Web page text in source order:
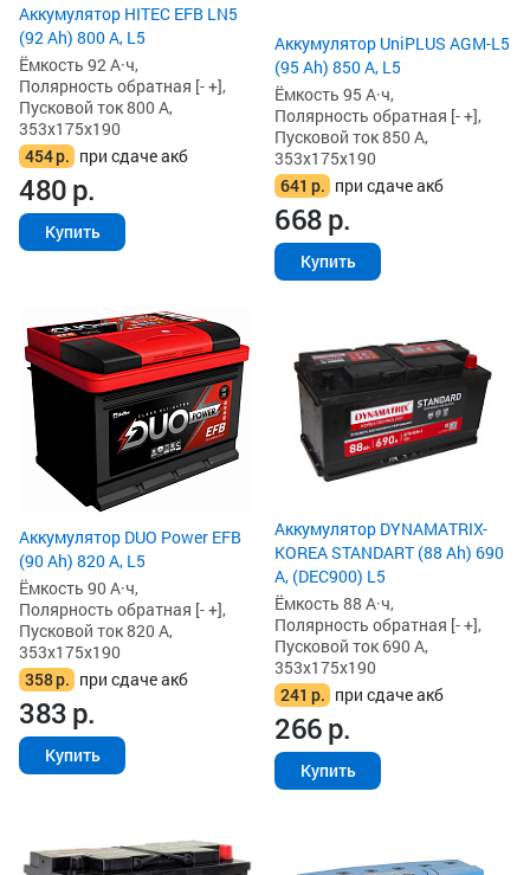
Аккумулятор HITEC EFB LN5
(92 Ah) 800 А, L5
Ёмкость 92 А·ч,
Полярность обратная [- +],
Пусковой ток 800 А,
353x175x190
454р. при сдаче акб
480р.
Купить
Аккумулятор UniPLUS AGM-L5
(95 Ah) 850 А, L5
Ёмкость 95 А·ч,
Полярность обратная [- +],
Пусковой ток 850 А,
353x175x190
641 р. при сдаче акб
668р.
Купить
Аккумулятор DUO Power EFB
(90 Ah) 820 А, L5
Ёмкость 90 А·ч,
Полярность обратная [- +],
Пусковой ток 820 А,
353x175x190
358р. при сдаче акб
383р.
Купить
Аккумулятор DYNAMATRIX-
KOREA STANDART (88 Ah) 690
А, (DEC900) L5
Ёмкость 88 А·ч,
Полярность обратная [- +],
Пусковой ток 690 А,
353x175x190
241 р. при сдаче акб
266р.
Купить